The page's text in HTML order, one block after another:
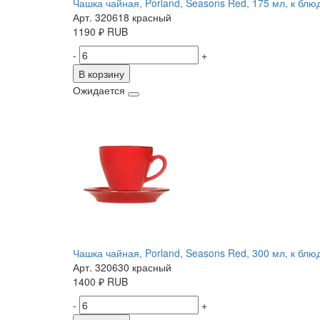
Чашка чайная, Porland, Seasons Red, 175 мл, к
Арт. 320618 красный
1190 ₽ RUB
-
+
В корзину
Ожидается
Чашка чайная, Porland, Seasons Red, 300 мл, к
Арт. 320630 красный
1400 ₽ RUB
-
+